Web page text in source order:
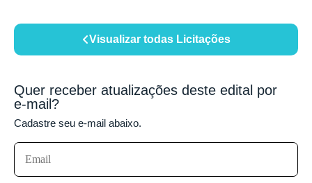
Visualizar todas Licitações
Quer receber atualizações deste edital por
e-mail?
Cadastre seu e-mail abaixo.